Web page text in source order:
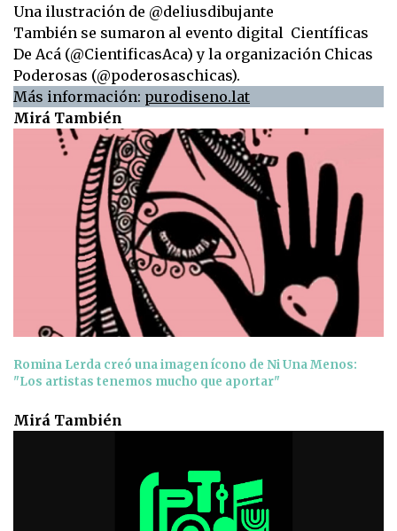
Una ilustración de @deliusdibujante
También se sumaron al evento digital Científicas
De Acá (@CientificasAca) y la organización Chicas
Poderosas (@poderosaschicas).
Más información: purodiseno.lat
Mirá También
Romina Lerda creó una imagen ícono de Ni Una Menos:
"Los artistas tenemos mucho que aportar"
Mirá También